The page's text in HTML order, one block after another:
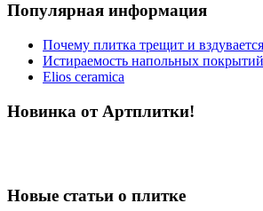
Популярная информация
Почему плитка трещит и
Истираемость напольных покрытий
Elios ceramica
Новинка от Артплитки!
Новые статьи о плитке